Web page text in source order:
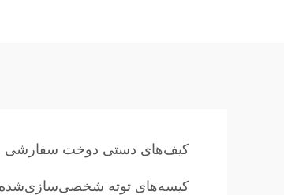
کیف‌های دستی دوخت سفارشی
کیسه‌های توته